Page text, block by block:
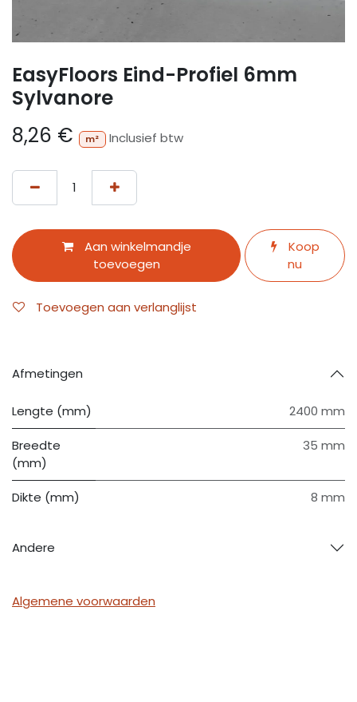
EasyFloors Eind-Profiel 6mm
Sylvanore
8,26 € m² Inclusief btw
Aan winkelmandje
toevoegen
Koop
nu
Toevoegen aan verlanglijst
Afmetingen
Lengte (mm) 2400 mm
Breedte
(mm)
35 mm
Dikte (mm) 8 mm
Andere
Algemene voorwaarden